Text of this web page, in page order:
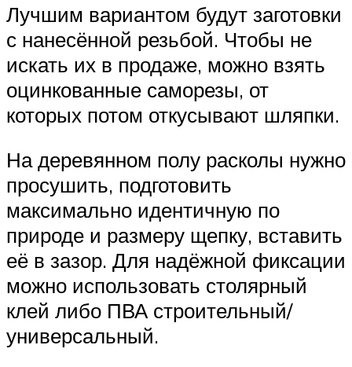
Лучшим вариантом будут заготовки
с нанесённой резьбой. Чтобы не
искать их в продаже, можно взять
оцинкованные саморезы, от
которых потом откусывают шляпки.
На деревянном полу расколы нужно
просушить, подготовить
максимально идентичную по
природе и размеру щепку, вставить
её в зазор. Для надёжной фиксации
можно использовать столярный
клей либо ПВА строительный/
универсальный.